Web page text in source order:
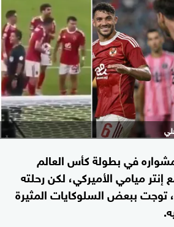
في بطولة كأس العالم
إنتر ميامي الأميركي، لكن رحلته
توجت ببعض السلوكايات المثيرة